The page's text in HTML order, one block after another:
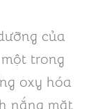
của
trong
oxy hóa
nắng mặt